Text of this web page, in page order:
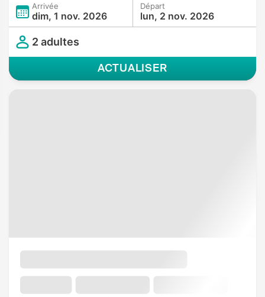
Arrivée
dim, 1 nov. 2026
Départ
lun, 2 nov. 2026
2 adultes
ACTUALISER